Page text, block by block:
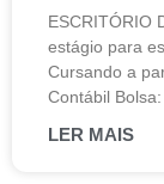
ESCRITÓRIO
estágio para
Cursando a
Contábil
LER MAIS